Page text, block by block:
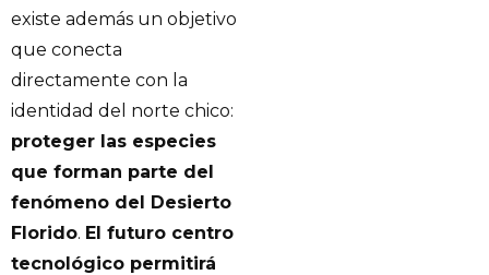
existe además un objetivo
que conecta
directamente con la
identidad del norte chico:
proteger las especies
que forman parte del
fenómeno del Desierto
Florido. El futuro centro
tecnológico permitirá